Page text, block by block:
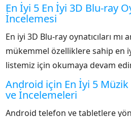
En İyi 5 En İyi 3D Blu-ray
İncelemesi
En iyi 3D Blu-ray oynatıcıları mı
mükemmel özelliklere sahip en
listemiz için okumaya devam
Android için En İyi 5 Müzik
ve İncelemeleri
Android telefon ve tabletlere